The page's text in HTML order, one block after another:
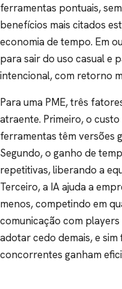
ferramentas pontuais,
benefícios mais citados
economia de tempo. Em
para sair do uso casual e
intencional, com retorno
Para uma PME, três
atraente. Primeiro, o
ferramentas têm versões
Segundo, o ganho de
repetitivas, liberando a
Terceiro, a IA ajuda a
menos, competindo em
comunicação com
adotar cedo demais, e
concorrentes ganham